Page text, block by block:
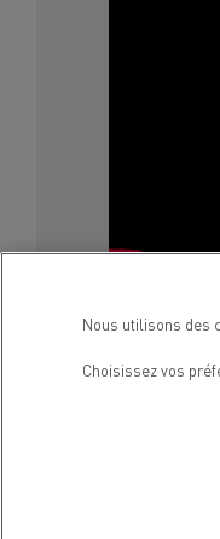
Nous utilisons des
Choisissez vos